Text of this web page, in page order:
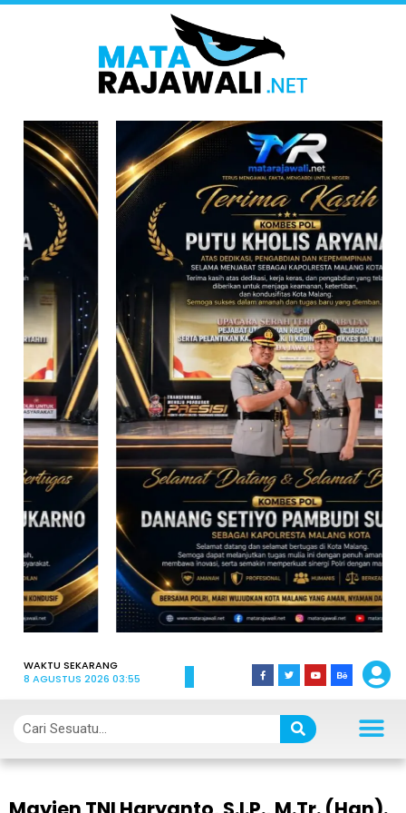
WAKTU SEKARANG
8 AGUSTUS 2026 03:55